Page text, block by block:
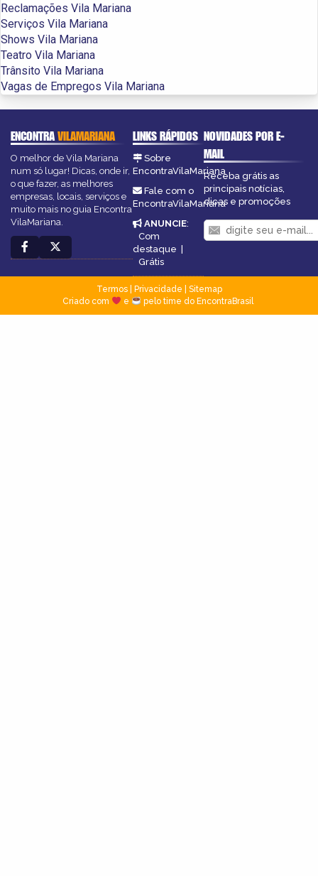
Reclamações Vila Mariana
Serviços Vila Mariana
Shows Vila Mariana
Teatro Vila Mariana
Trânsito Vila Mariana
Vagas de Empregos Vila Mariana
ENCONTRAVILAMARIANA
O melhor de Vila Mariana
num só lugar! Dicas, onde ir,
o que fazer, as melhores
empresas, locais, serviços e
muito mais no guia Encontra
VilaMariana.
LINKS RÁPIDOS
Sobre
EncontraVilaMariana
Fale com o
EncontraVilaMariana
ANUNCIE:
Com
destaque |
Grátis
NOVIDADES POR E-
MAIL
Receba grátis as
principais notícias,
dicas e promoções
Termos| Privacidade
Sitemap
Criado com
e pelo time do EncontraBrasil